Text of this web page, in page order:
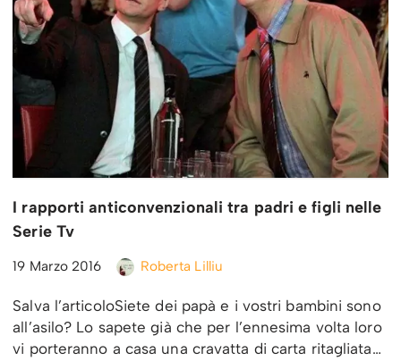
I rapporti anticonvenzionali tra padri e figli nelle
Serie Tv
19 Marzo 2016 Roberta Lilliu
Salva l’articoloSiete dei papà e i vostri bambini sono
all’asilo? Lo sapete già che per l’ennesima volta loro
vi porteranno a casa una cravatta di carta ritagliata…